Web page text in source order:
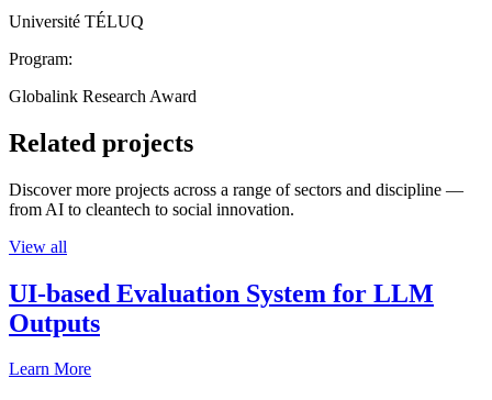
Université TÉLUQ
Program:
Globalink Research Award
Related projects
Discover more projects across a range of sectors and discipline —
from AI to cleantech to social innovation.
View all
UI-based Evaluation System for LLM
Outputs
Learn More